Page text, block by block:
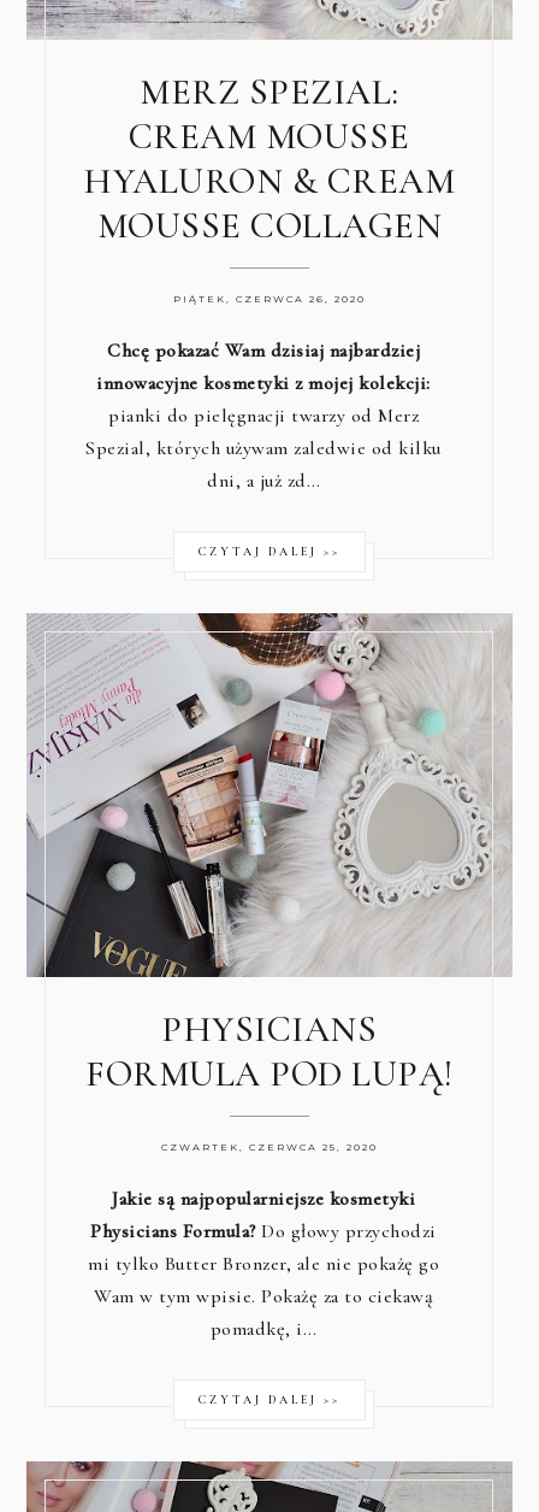
MERZ SPEZIAL:
CREAM MOUSSE
HYALURON & CREAM
MOUSSE COLLAGEN
PIĄTEK, CZERWCA 26, 2020
Chcę pokazać Wam dzisiaj najbardziej
innowacyjne kosmetyki z mojej kolekcji:
pianki do pielęgnacji twarzy od Merz
Spezial, których używam zaledwie od kilku
dni, a już zd…
CZYTAJ DALEJ >>
PHYSICIANS
FORMULA POD LUPĄ!
CZWARTEK, CZERWCA 25, 2020
Jakie są najpopularniejsze kosmetyki
Physicians Formula?Do głowy przychodzi
mi tylko Butter Bronzer, ale nie pokażę go
Wam w tym wpisie. Pokażę za to ciekawą
pomadkę, i…
CZYTAJ DALEJ >>